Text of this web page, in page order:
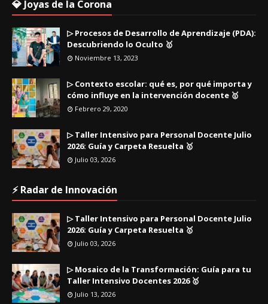
💎 Joyas de la Corona
▷ Procesos de Desarrollo de Aprendizaje (PDA):
Descubriendo lo Oculto 🥇
Noviembre 13, 2023
▷ Contexto escolar: qué es, por qué importa y
cómo influye en la intervención docente 🥇
Febrero 29, 2020
▷ Taller Intensivo para Personal Docente Julio
2026: Guía y Carpeta Resuelta 🥇
Julio 03, 2026
⚡ Radar de Innovación
▷ Taller Intensivo para Personal Docente Julio
2026: Guía y Carpeta Resuelta 🥇
Julio 03, 2026
▷ Mosaico de la Transformación: Guía para tu
Taller Intensivo Docentes 2026 🥇
Julio 13, 2026